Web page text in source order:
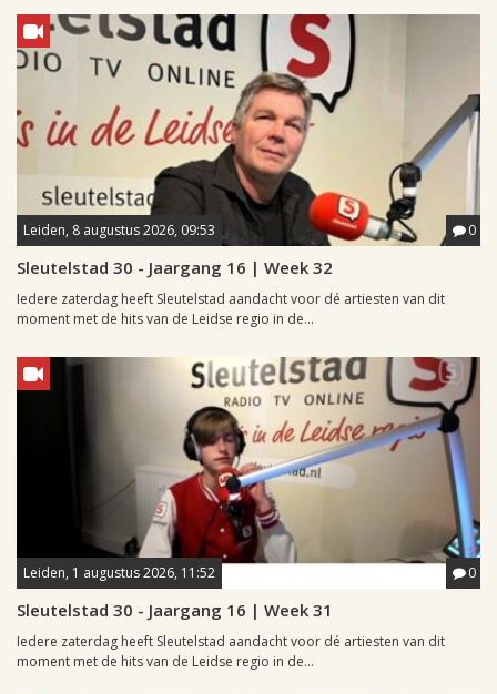
Leiden, 8 augustus 2026, 09:53 0
Sleutelstad 30 - Jaargang 16 | Week 32
Iedere zaterdag heeft Sleutelstad aandacht voor dé artiesten van dit
moment met de hits van de Leidse regio in de...
Leiden, 1 augustus 2026, 11:52 0
Sleutelstad 30 - Jaargang 16 | Week 31
Iedere zaterdag heeft Sleutelstad aandacht voor dé artiesten van dit
moment met de hits van de Leidse regio in de...